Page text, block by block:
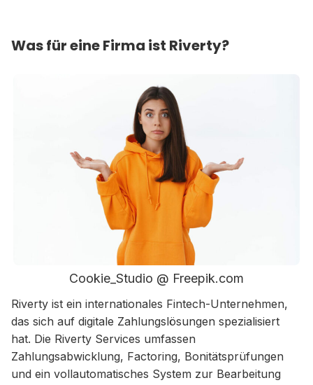
Was für eine Firma ist Riverty?
Cookie_Studio @ Freepik.com
Riverty ist ein internationales Fintech-Unternehmen,
das sich auf digitale Zahlungslösungen spezialisiert
hat. Die Riverty Services umfassen
Zahlungsabwicklung, Factoring, Bonitätsprüfungen
und ein vollautomatisches System zur Bearbeitung